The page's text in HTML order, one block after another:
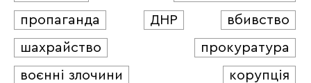
пропаганда
ДНР
вбивство
шахрайство
прокуратура
воєнні злочини
корупція